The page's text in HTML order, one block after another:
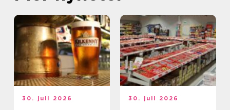
30. juli 2026 30. juli 2026